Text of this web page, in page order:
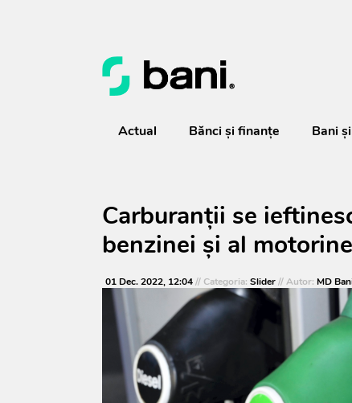
Actual Bănci şi finanţe Bani
Carburanții se
benzinei și al
01 Dec. 2022, 12:04// Categoria: Slider// Autor: MD